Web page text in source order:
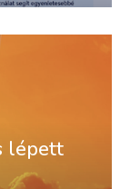
lépett